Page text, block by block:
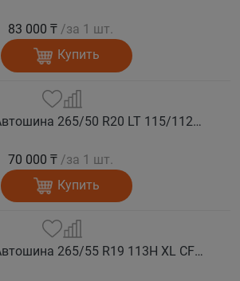
83 000 ₸ /за 1 шт.
Купить
COMFORSER Автошина 265/50 R20 LT 115/112S CF1100 RWL лето
70 000 ₸ /за 1 шт.
Купить
COMFORSER Автошина 265/55 R19 113H XL CF1100 RWL лето